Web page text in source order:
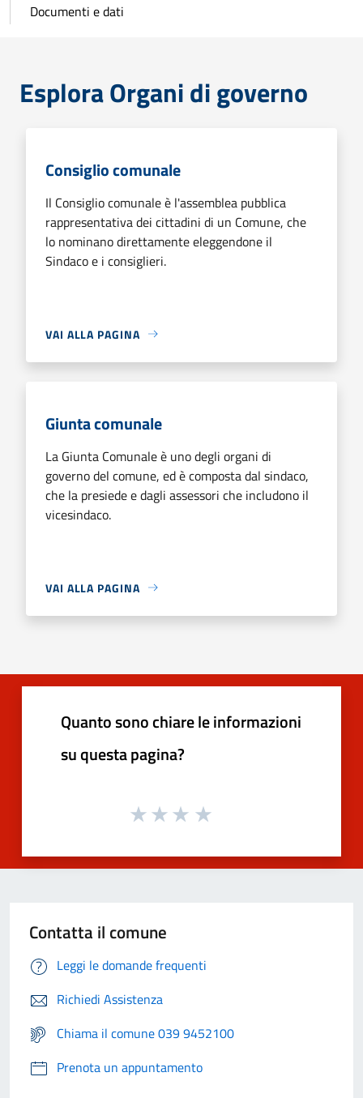
Documenti e dati
Esplora Organi di governo
Consiglio comunale
Il Consiglio comunale è l'assemblea pubblica
rappresentativa dei cittadini di un Comune, che
lo nominano direttamente eleggendone il
Sindaco e i consiglieri.
VAI ALLA PAGINA
Giunta comunale
La Giunta Comunale è uno degli organi di
governo del comune, ed è composta dal sindaco,
che la presiede e dagli assessori che includono il
vicesindaco.
VAI ALLA PAGINA
Quanto sono chiare le informazioni
su questa pagina?
Contatta il comune
Leggi le domande frequenti
Richiedi Assistenza
Chiama il comune 039 9452100
Prenota un appuntamento